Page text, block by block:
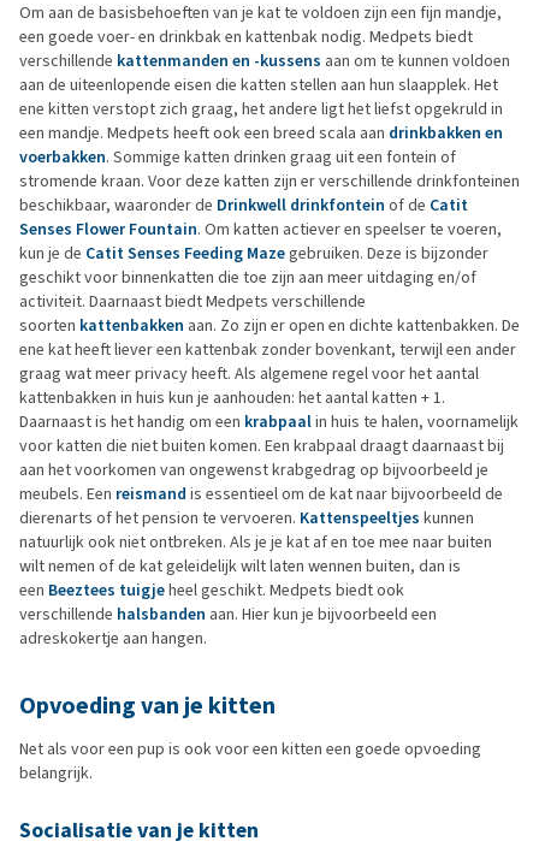
Om aan de basisbehoeften van je kat te voldoen zijn een fijn mandje,
een goede voer- en drinkbak en kattenbak nodig. Medpets biedt
verschillende kattenmanden en -kussens aan om te kunnen voldoen
aan de uiteenlopende eisen die katten stellen aan hun slaapplek. Het
ene kitten verstopt zich graag, het andere ligt het liefst opgekruld in
een mandje. Medpets heeft ook een breed scala aan drinkbakken en
voerbakken. Sommige katten drinken graag uit een fontein of
stromende kraan. Voor deze katten zijn er verschillende drinkfonteinen
beschikbaar, waaronder de Drinkwell drinkfontein of de Catit
Senses Flower Fountain. Om katten actiever en speelser te voeren,
kun je de Catit Senses Feeding Mazegebruiken. Deze is bijzonder
geschikt voor binnenkatten die toe zijn aan meer uitdaging en/of
activiteit. Daarnaast biedt Medpets verschillende
soorten kattenbakken aan. Zo zijn er open en dichte kattenbakken. De
ene kat heeft liever een kattenbak zonder bovenkant, terwijl een ander
graag wat meer privacy heeft. Als algemene regel voor het aantal
kattenbakken in huis kun je aanhouden: het aantal katten + 1.
Daarnaast is het handig om een krabpaalin huis te halen, voornamelijk
voor katten die niet buiten komen. Een krabpaal draagt daarnaast bij
aan het voorkomen van ongewenst krabgedrag op bijvoorbeeld je
meubels. Een reismand is essentieel om de kat naar bijvoorbeeld de
dierenarts of het pension te vervoeren. Kattenspeeltjes kunnen
natuurlijk ook niet ontbreken. Als je je kat af en toe mee naar buiten
wilt nemen of de kat geleidelijk wilt laten wennen buiten, dan is
een Beeztees tuigjeheel geschikt. Medpets biedt ook
verschillende halsbanden aan. Hier kun je bijvoorbeeld een
adreskokertje aan hangen.
Opvoeding van je kitten
Net als voor een pup is ook voor een kitten een goede opvoeding
belangrijk.
Socialisatie van je kitten